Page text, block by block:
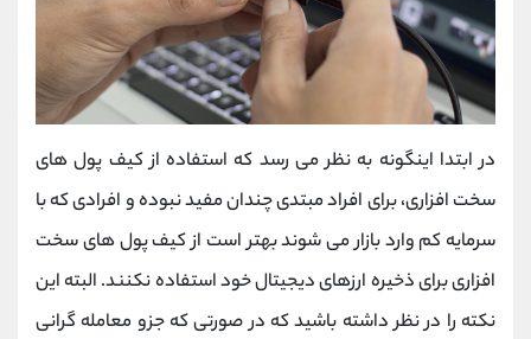
در ابتدا اینگونه به نظر می رسد که استفاده از کیف پول های
سخت افزاری، برای افراد مبتدی چندان مفید نبوده و افرادی که با
سرمایه کم وارد بازار می شوند بهتر است از کیف پول های سخت
افزاری برای ذخیره ارزهای دیجیتال خود استفاده نکنند. البته این
نکته را در نظر داشته باشید که در صورتی که جزو معامله گرانی